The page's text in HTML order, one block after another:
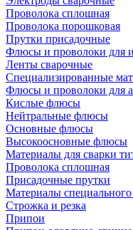
Проволока сплошная
Проволока порошковая
Прутки присадочные
Флюсы и проволоки для
Ленты сварочные
Специализированные
Флюсы и проволоки для
Кислые флюсы
Нейтральные флюсы
Основные флюсы
Высокоосновные флюсы
Материалы для сварки
Проволока сплошная
Присадочные прутки
Материалы специального
Строжка и резка
Припои